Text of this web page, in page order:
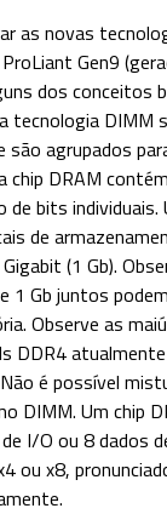
as novas
Gen9
dos conceitos
tecnologia DIMM
são agrupados
chip DRAM
de bits individuais.
de
(1 Gb).
1 Gb juntos
Observe as
DDR4
é possível
DIMM. Um chip
I/O ou 8 dados
ou x8,